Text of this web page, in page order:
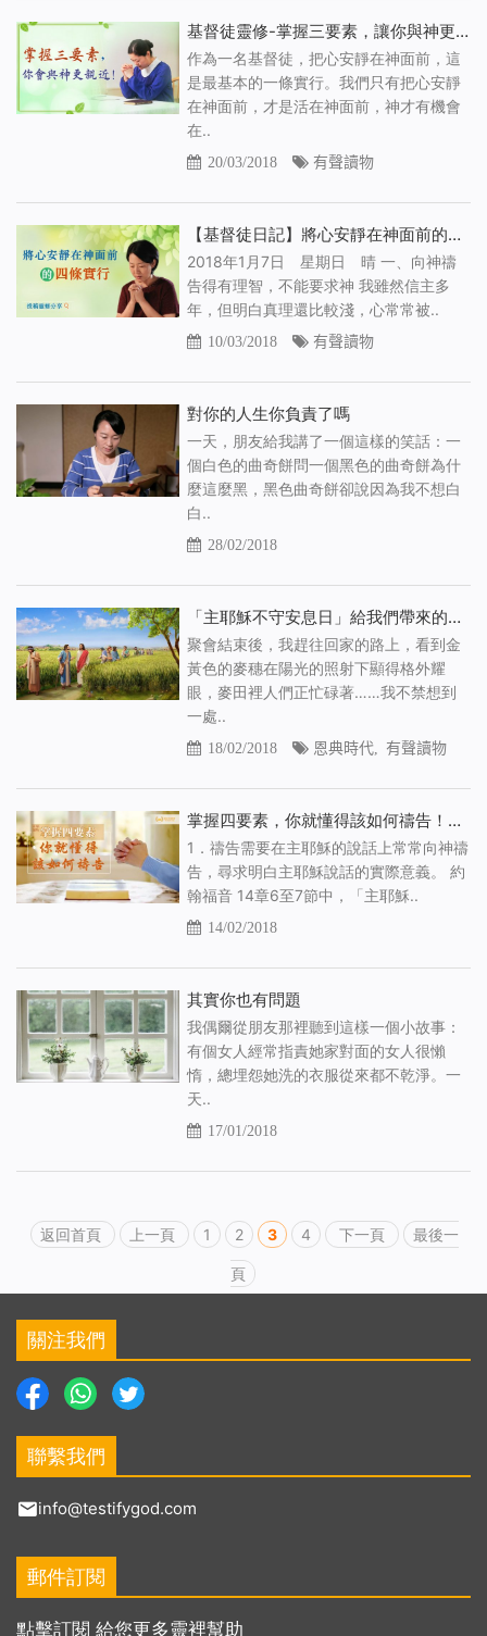
基督徒靈修-掌握三要素，讓你與神更親近！（有聲讀物）
作為一名基督徒，把心安靜在神面前，這
是最基本的一條實行。我們只有把心安靜
在神面前，才是活在神面前，神才有機會
在..
20/03/2018 有聲讀物
【基督徒日記】將心安靜在神面前的四條實行（有聲讀物）
2018年1月7日 星期日 晴 一、向神禱
告得有理智，不能要求神 我雖然信主多
年，但明白真理還比較淺，心常常被..
10/03/2018 有聲讀物
對你的人生你負責了嗎
一天，朋友給我講了一個這樣的笑話：一
個白色的曲奇餅問一個黑色的曲奇餅為什
麼這麼黑，黑色曲奇餅卻說因為我不想白
白..
28/02/2018
「主耶穌不守安息日」給我們帶來的啟發（有聲讀物）
聚會結束後，我趕往回家的路上，看到金
黃色的麥穗在陽光的照射下顯得格外耀
眼，麥田裡人們正忙碌著……我不禁想到
一處..
18/02/2018 恩典時代, 有聲讀物
掌握四要素，你就懂得該如何禱告！（有聲讀物）
1．禱告需要在主耶穌的說話上常常向神禱
告，尋求明白主耶穌說話的實際意義。 約
翰福音 14章6至7節中，「主耶穌..
14/02/2018
其實你也有問題
我偶爾從朋友那裡聽到這樣一個小故事：
有個女人經常指責她家對面的女人很懶
惰，總埋怨她洗的衣服從來都不乾淨。一
天..
17/01/2018
返回首頁 上一頁 1 2 3 4 下一頁 最後一
頁
關注我們
聯繫我們
info@testifygod.com
郵件訂閱
點擊訂閱 給您更多靈裡幫助